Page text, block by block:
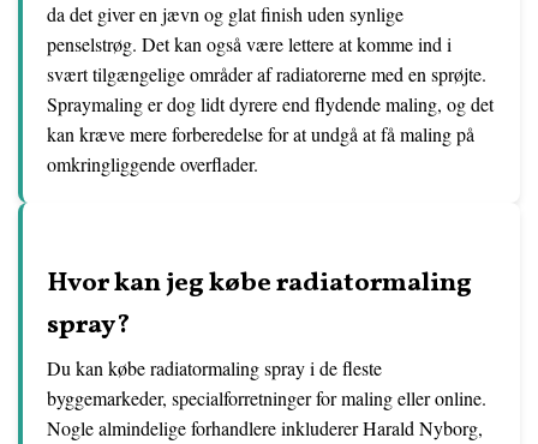
da det giver en jævn og glat finish uden synlige
penselstrøg. Det kan også være lettere at komme ind i
svært tilgængelige områder af radiatorerne med en sprøjte.
Spraymaling er dog lidt dyrere end flydende maling, og det
kan kræve mere forberedelse for at undgå at få maling på
omkringliggende overflader.
Hvor kan jeg købe radiatormaling
spray?
Du kan købe radiatormaling spray i de fleste
byggemarkeder, specialforretninger for maling eller online.
Nogle almindelige forhandlere inkluderer Harald Nyborg,